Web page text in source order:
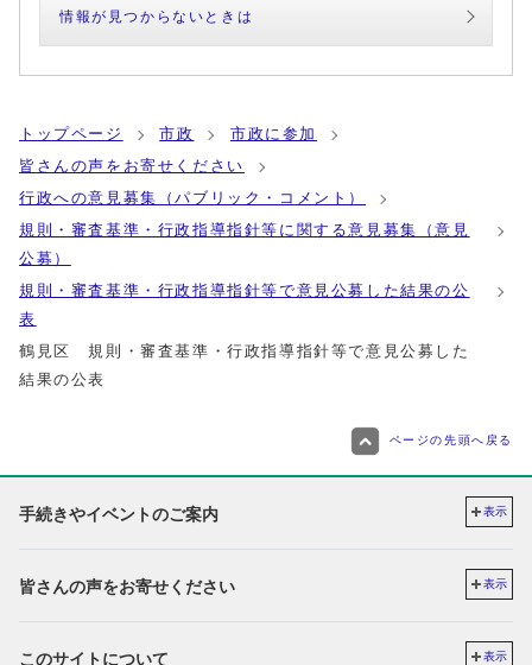
情報が見つからないときは
トップページ 市政
市政に参加
皆さんの声をお寄せください
行政への意見募集（パブリック・コメント）
規則・審査基準・行政指導指針等に関する意見募集（意見
公募）
規則・審査基準・行政指導指針等で意見公募した結果の公
表
鶴見区 規則・審査基準・行政指導指針等で意見公募した
結果の公表
ページの先頭へ戻る
手続きやイベントのご案内 表示
皆さんの声をお寄せください 表示
このサイトについて 表示